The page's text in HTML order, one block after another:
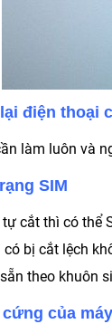
điện thoại
làm luôn và
SIM
tự cắt thì có thể
có bị cắt lệch
theo khuôn
của máy